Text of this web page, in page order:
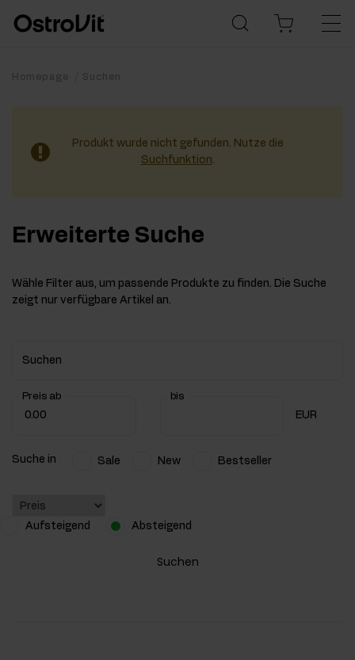
Homepage Suchen
Produkt wurde nicht gefunden. Nutze die
Suchfunktion.
Erweiterte Suche
Wähle Filter aus, um passende Produkte zu finden. Die Suche
zeigt nur verfügbare Artikel an.
Suchen
Preis ab bis
EUR
Suche in Sale New Bestseller
Aufsteigend Absteigend
Suchen